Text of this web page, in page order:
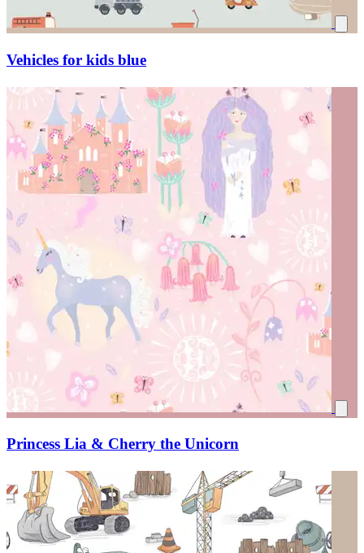
Vehicles for kids blue
Princess Lia & Cherry the Unicorn